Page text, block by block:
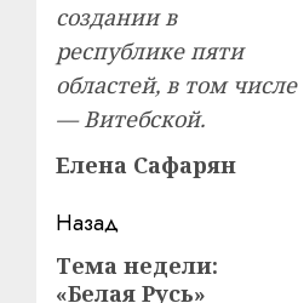
создании в
республике пяти
областей, в том числе
— Витебской.
Елена Сафарян
Навигация
записи
Назад
Предыдущая
Тема недели:
«Белая Русь»